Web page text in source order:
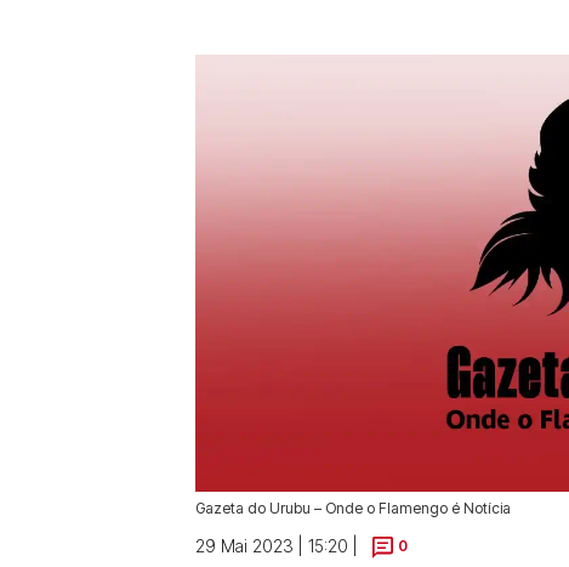
Gazeta do Urubu – Onde o Flamengo é Notícia
29 Mai 2023 | 15:20 | 0